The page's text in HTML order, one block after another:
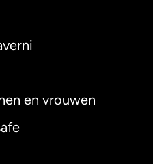
en vrouwen